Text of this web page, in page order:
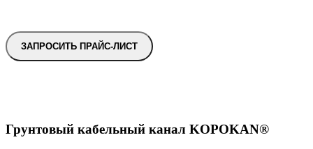
ЗАПРОСИТЬ ПРАЙС-ЛИСТ
Грунтовый кабельный канал KOPOKAN®